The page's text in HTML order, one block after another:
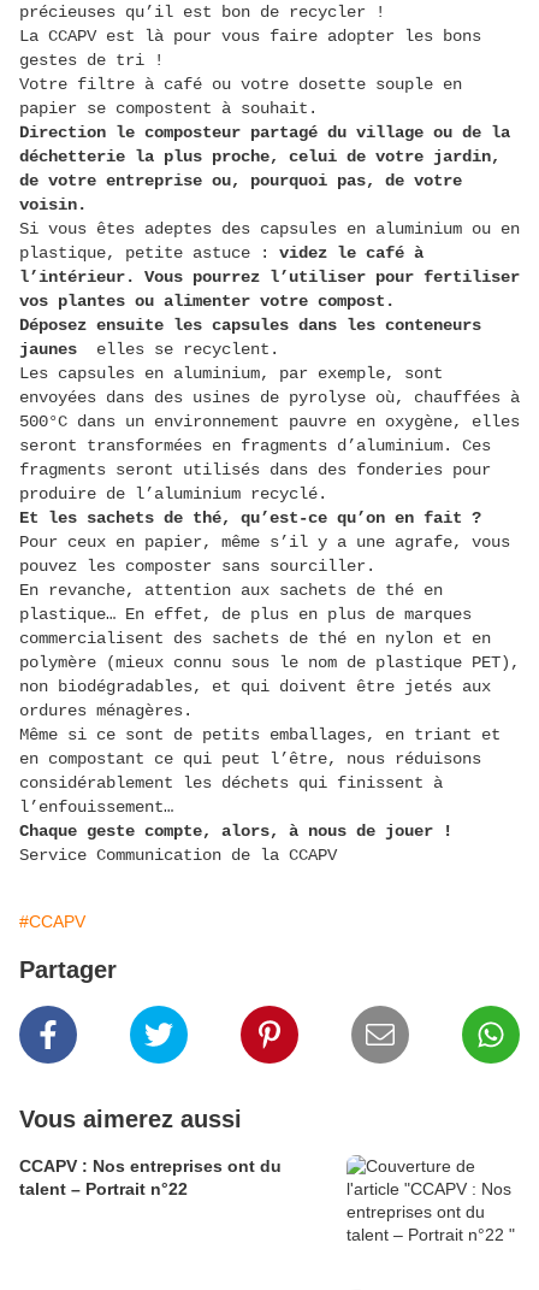
précieuses qu’il est bon de recycler !
La CCAPV est là pour vous faire adopter les bons
gestes de tri !
Votre filtre à café ou votre dosette souple en
papier se compostent à souhait.
Direction le composteur partagé du village ou de la
déchetterie la plus proche, celui de votre jardin,
de votre entreprise ou, pourquoi pas, de votre
voisin.
Si vous êtes adeptes des capsules en aluminium ou en
plastique, petite astuce : videz le café à
l’intérieur. Vous pourrez l’utiliser pour fertiliser
vos plantes ou alimenter votre compost.
Déposez ensuite les capsules dans les conteneurs
jaunes
elles se recyclent.
Les capsules en aluminium, par exemple, sont
envoyées dans des usines de pyrolyse où, chauffées à
500°C dans un environnement pauvre en oxygène, elles
seront transformées en fragments d’aluminium. Ces
fragments seront utilisés dans des fonderies pour
produire de l’aluminium recyclé.
Et les sachets de thé, qu’est-ce qu’on en fait ?
Pour ceux en papier, même s’il y a une agrafe, vous
pouvez les composter sans sourciller.
En revanche, attention aux sachets de thé en
plastique… En effet, de plus en plus de marques
commercialisent des sachets de thé en nylon et en
polymère (mieux connu sous le nom de plastique PET),
non biodégradables, et qui doivent être jetés aux
ordures ménagères.
Même si ce sont de petits emballages, en triant et
en compostant ce qui peut l’être, nous réduisons
considérablement les déchets qui finissent à
l’enfouissement…
Chaque geste compte, alors, à nous de jouer !
Service Communication de la CCAPV
#CCAPV
Partager
Vous aimerez aussi
CCAPV : Nos entreprises ont du
talent – Portrait n°22